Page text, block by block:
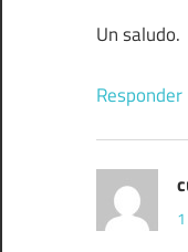
Un saludo.
Responder